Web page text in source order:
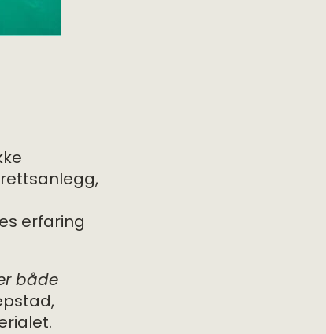
erfaring
både